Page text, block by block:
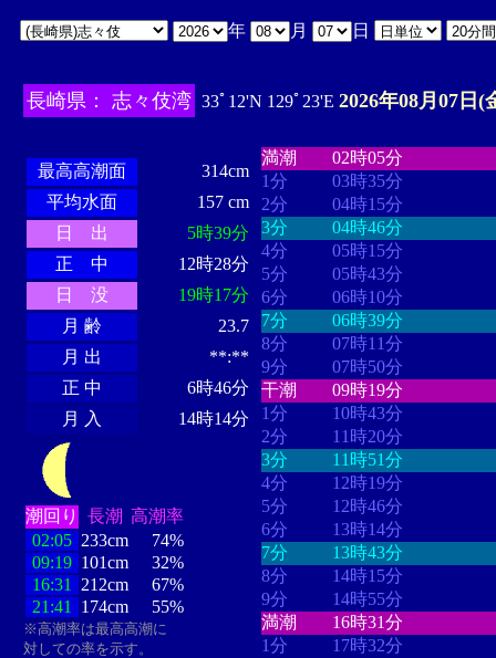
年 月 日
長崎県： 志々伎湾 33ﾟ12'N 129ﾟ23'E 2026年08月07日(
最高高潮面
314cm
平均水面
157 cm
日 出
5時39分
正 中
12時28分
日 没
19時17分
月 齢
23.7
月 出
**:**
正 中
6時46分
月 入
14時14分
潮回り 長潮 高潮率
02:05 233cm
74%
09:19 101cm
32%
16:31
212cm
67%
21:41
174cm 55%
※高潮率は最高高潮に
対しての率を示す。
満潮
02時05分
1分
03時35分
2分
04時15分
3分
04時46分
4分
05時15分
5分
05時43分
6分
06時10分
7分
06時39分
8分
07時11分
9分
07時50分
干潮
09時19分
1分
10時43分
2分
11時20分
3分
11時51分
4分
12時19分
5分
12時46分
6分
13時14分
7分
13時43分
8分
14時15分
9分
14時55分
満潮
16時31分
1分
17時32分